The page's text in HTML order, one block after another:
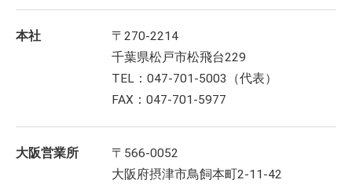
本社
〒270-2214
千葉県松戸市松飛台229
TEL：047-701-5003（代表）
FAX：047-701-5977
大阪営業所
〒566-0052
大阪府摂津市鳥飼本町2-11-42